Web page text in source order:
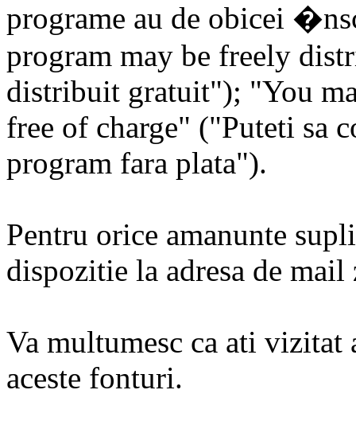
programe au de obicei
program may be freely
distribuit gratuit"); "You
free of charge" ("Puteti sa
program fara plata").
Pentru orice amanunte
dispozitie la adresa de
Va multumesc ca ati vizitat
aceste fonturi.